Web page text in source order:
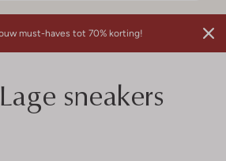
must-haves tot 70% korting!
sneakers